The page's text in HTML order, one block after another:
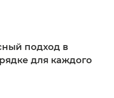
подход в
для каждого